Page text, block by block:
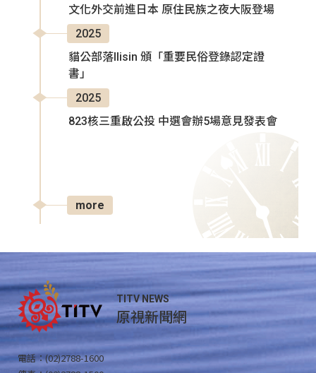
文化外交前進日本 原住民族之夜大阪登場
2025
貓公部落Ilisin 頒「重要民俗登錄認定證
書」
2025
823核三重啟公投 中選會辦5場意見發表會
more
TITV NEWS
原視新聞網
電話：(02)2788-1600